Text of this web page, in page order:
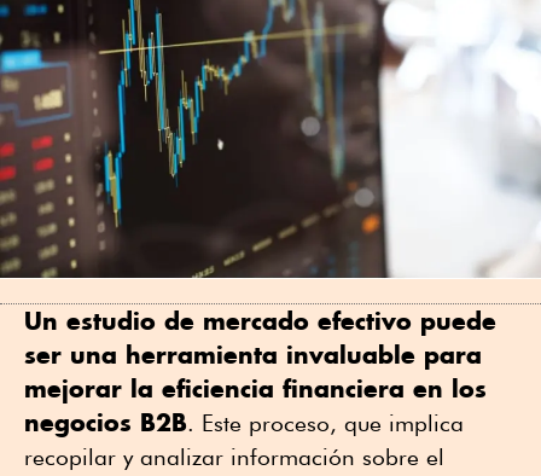
Un estudio de mercado efectivo puede
ser una herramienta invaluable para
mejorar la eficiencia financiera en los
negocios B2B. Este proceso, que implica
recopilar y analizar información sobre el